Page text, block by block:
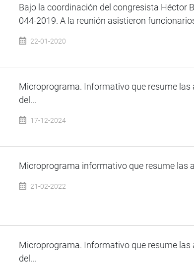
Bajo la coordinación del congresista Héctor
044-2019. A la reunión asistieron
22-01-2020
Microprograma. Informativo que resume las
del...
17-12-2024
Microprograma informativo que resume las
21-02-2022
Microprograma. Informativo que resume las
del...